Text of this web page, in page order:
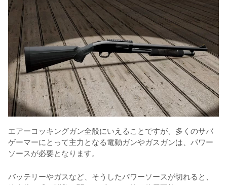
エアーコッキングガン全般にいえることですが、多くのサバ
ゲーマーにとって主力となる電動ガンやガスガンは、パワー
ソースが必要となります。
バッテリーやガスなど、そうしたパワーソースが切れると、